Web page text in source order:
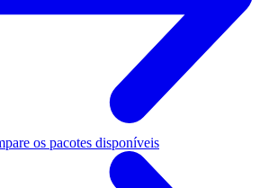
os pacotes disponíveis